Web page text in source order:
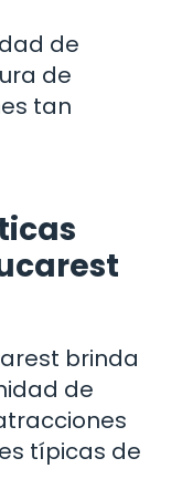
de
de
tan
brinda
de
típicas de